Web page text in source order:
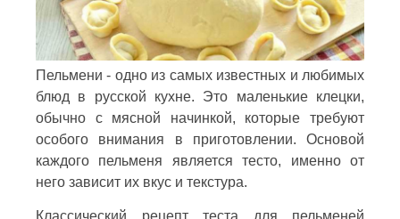
Пельмени - одно из самых известных и любимых
блюд в русской кухне. Это маленькие клецки,
обычно с мясной начинкой, которые требуют
особого внимания в приготовлении. Основой
каждого пельменя является тесто, именно от
него зависит их вкус и текстура.
Классический рецепт теста для пельменей